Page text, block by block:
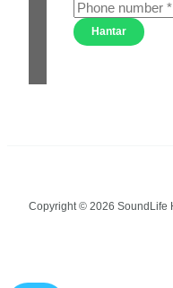
Hantar
Copyright © 2026 SoundLife